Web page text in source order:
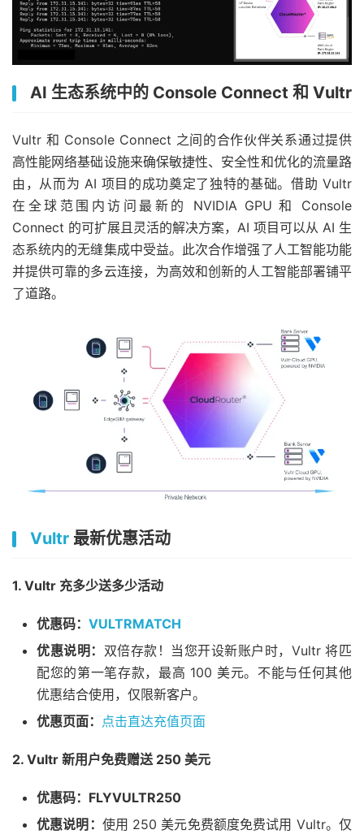
AI 生态系统中的 Console Connect 和 Vultr
Vultr 和 Console Connect 之间的合作伙伴关系通过提供
高性能网络基础设施来确保敏捷性、安全性和优化的流量路
由，从而为 AI 项目的成功奠定了独特的基础。借助 Vultr
在全球范围内访问最新的 NVIDIA GPU 和 Console
Connect 的可扩展且灵活的解决方案，AI 项目可以从 AI 生
态系统内的无缝集成中受益。此次合作增强了人工智能功能
并提供可靠的多云连接，为高效和创新的人工智能部署铺平
了道路。
Vultr 最新优惠活动
1. Vultr 充多少送多少活动
优惠码： VULTRMATCH
优惠说明： 双倍存款！当您开设新账户时，Vultr 将匹
配您的第一笔存款，最高 100 美元。不能与任何其他
优惠结合使用，仅限新客户。
优惠页面： 点击直达充值页面
2. Vultr 新用户免费赠送 250 美元
优惠码：FLYVULTR250
优惠说明： 使用 250 美元免费额度免费试用 Vultr。仅